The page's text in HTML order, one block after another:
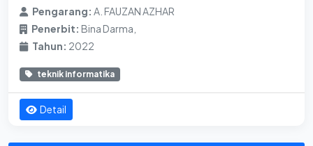
Pengarang: A. FAUZAN AZHAR
Penerbit: Bina Darma,
Tahun: 2022
teknik informatika
Detail